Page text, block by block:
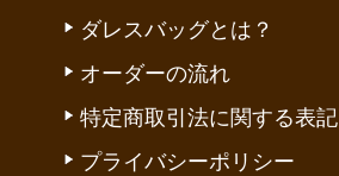
ダレスバッグとは？
オーダーの流れ
特定商取引法に関する表記
プライバシーポリシー